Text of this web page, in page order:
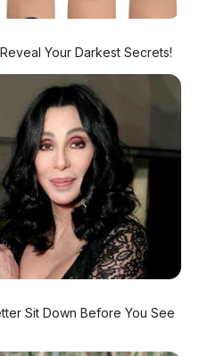
lain antara Omo
Dari sistem
sampai
apa aja?
yang bikin Omo X
nya motor listrik".
Omoway
Tesla
Your Darkest Secrets!
Sit Down Before You See